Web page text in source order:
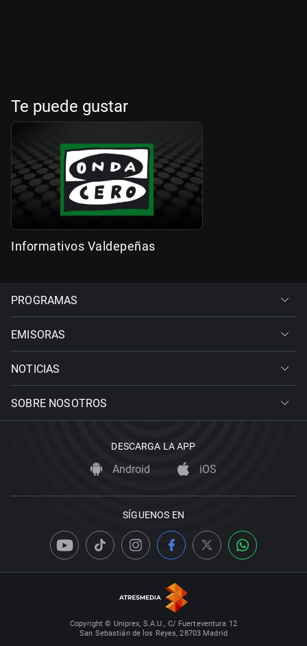
Te puede gustar
Informativos Valdepeñas
PROGRAMAS
EMISORAS
NOTICIAS
SOBRE NOSOTROS
DESCARGA LA APP
Android iOS
SÍGUENOS EN
Copyright © Uniprex, S.A.U., C/ Fuerteventura 12
San Sebastián de los Reyes, 28703 Madrid